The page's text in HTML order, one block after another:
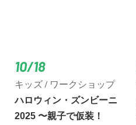
10/18
キッズ / ワークショップ
ハロウィン・ズンビーニ
2025 〜親子で仮装！